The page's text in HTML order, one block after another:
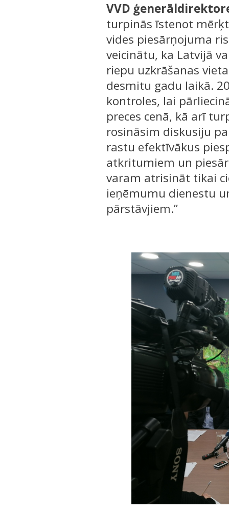
VVD
turpinās īstenot
vides piesārņojuma
veicinātu, ka Latvijā
riepu uzkrāšanas
desmitu gadu laikā.
kontroles, lai
preces cenā, kā arī
rosināsim diskusiju
rastu efektīvākus
atkritumiem un
varam atrisināt tikai
ieņēmumu dienestu
pārstāvjiem.”